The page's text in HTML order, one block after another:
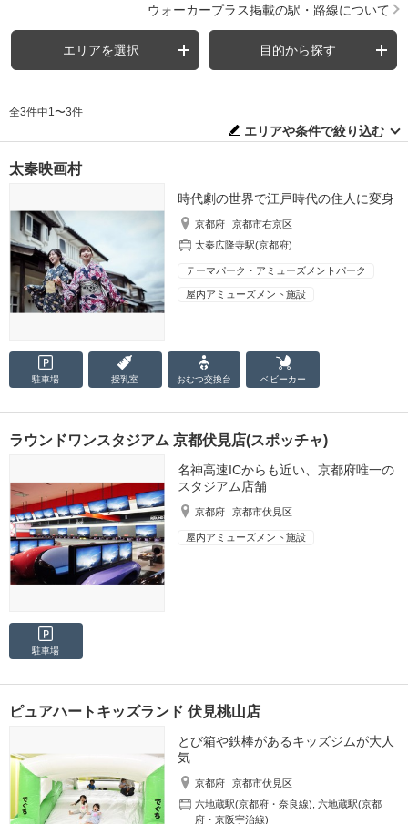
ウォーカープラス掲載の駅・路線について
エリアを選択 目的から探す
全3件中1〜3件
エリアや条件で絞り込む
太秦映画村
時代劇の世界で江戸時代の住人に変身
京都府
京都市右京区
太秦広隆寺駅(京都府)
テーマパーク・アミューズメントパーク
屋内アミューズメント施設
駐車場 授乳室 おむつ交換台 ベビーカー
ラウンドワンスタジアム 京都伏見店(スポッチャ)
名神高速ICからも近い、京都府唯一の
スタジアム店舗
京都府 京都市伏見区
屋内アミューズメント施設
駐車場
ピュアハートキッズランド 伏見桃山店
とび箱や鉄棒があるキッズジムが大人
気
京都府
京都市伏見区
六地蔵駅(京都府・奈良線) ,六地蔵駅(京都
府・京阪宇治線)